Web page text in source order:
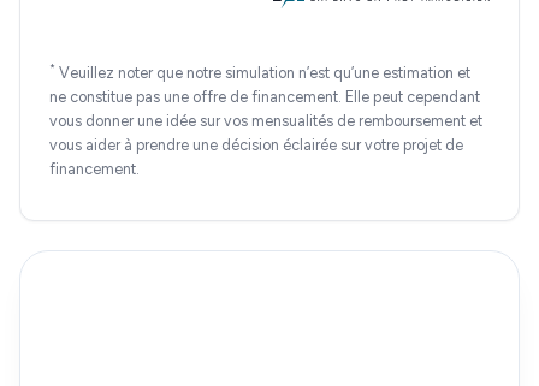
* Veuillez noter que notre simulation n’est qu’une estimation et
ne constitue pas une offre de financement. Elle peut cependant
vous donner une idée sur vos mensualités de remboursement et
vous aider à prendre une décision éclairée sur votre projet de
financement.